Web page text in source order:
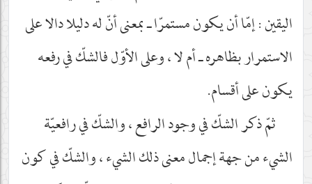
اليقين : إمّا أن يكون مستمرّا ـ بمعنى أنّ له دليلا دالا على
الاستمرار بظاهره ـ أم لا ، وعلى الأوّل فالشكّ في رفعه
يكون على أقسام.
ثمّ ذكر الشكّ في وجود الرافع ، والشكّ في رافعيّة
الشيء من جهة إجمال معنى ذلك الشيء ، والشكّ في كون